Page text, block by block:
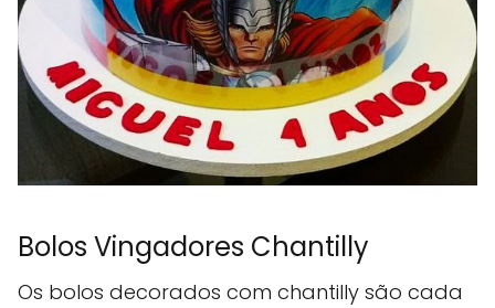
Bolos Vingadores Chantilly
Os bolos decorados com chantilly são cada